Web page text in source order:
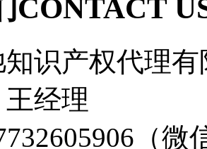
CONTACT
识产权代理有
经理
（微